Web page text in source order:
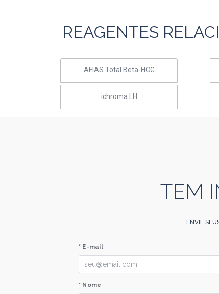
REAGENTES
AFIAS Total Beta-HCG
ichroma LH
TEM
ENVIE
* E-mail
* Nome